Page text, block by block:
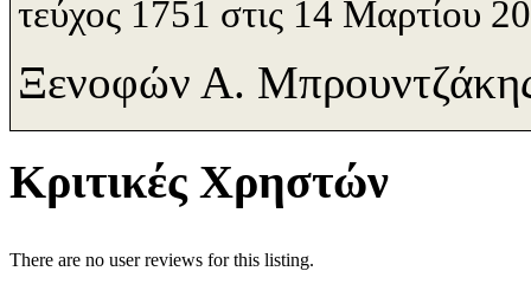
τεύχος 1751 στις 14 Μαρτίου
Ξενοφών Α.
Κριτικές Χρηστών
There are no user reviews for this listing.